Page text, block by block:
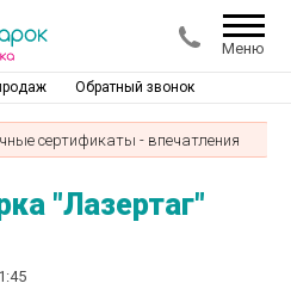
Меню
Обратный звонок
сертификаты - впечатления
"Лазертаг"